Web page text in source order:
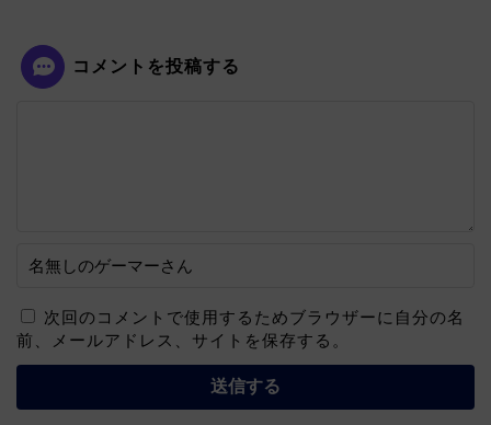
コメントを投稿する
次回のコメントで使用するためブラウザーに自分の名
前、メールアドレス、サイトを保存する。